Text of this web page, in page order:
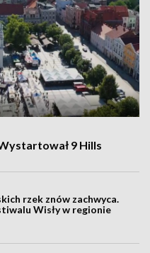
9 Hills
rzek znów zachwyca.
Wisły w regionie